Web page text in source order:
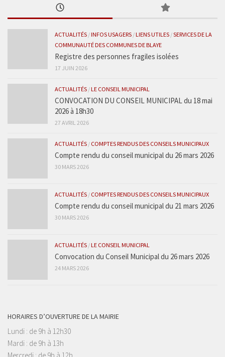
ACTUALITÉS /INFOS USAGERS /LIENS UTILES /SERVICES DE LA
COMMUNAUTÉ DES COMMUNES DE BLAYE
Registre des personnes fragiles isolées
17 JUIN 2026
ACTUALITÉS /LE CONSEIL MUNICIPAL
CONVOCATION DU CONSEIL MUNICIPAL du 18 mai
2026 à 18h30
27 AVRIL 2026
ACTUALITÉS / COMPTES RENDUS DES CONSEILS MUNICIPAUX
Compte rendu du conseil municipal du 26 mars 2026
30 MARS 2026
ACTUALITÉS / COMPTES RENDUS DES CONSEILS MUNICIPAUX
Compte rendu du conseil municipal du 21 mars 2026
30 MARS 2026
ACTUALITÉS /LE CONSEIL MUNICIPAL
Convocation du Conseil Municipal du 26 mars 2026
24 MARS 2026
HORAIRES D’OUVERTURE DE LA MAIRIE
Lundi : de 9h à 12h30
Mardi : de 9h à 13h